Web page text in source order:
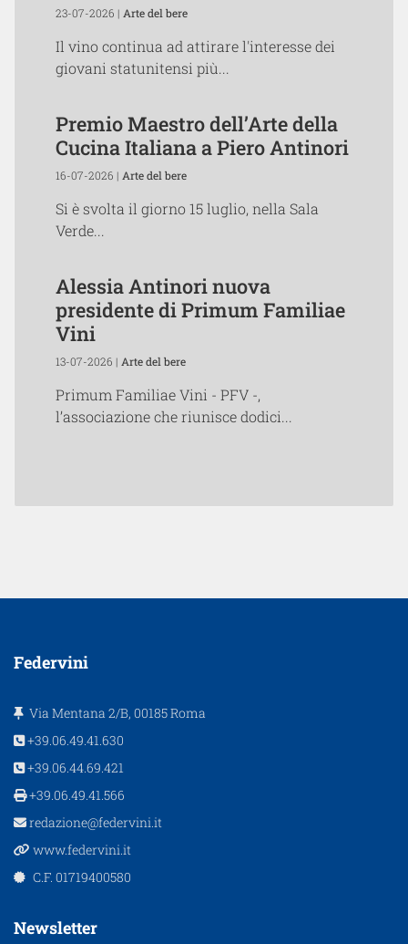
23-07-2026 | Arte del bere
Il vino continua ad attirare l'interesse dei
giovani statunitensi più...
Premio Maestro dell’Arte della
Cucina Italiana a Piero Antinori
16-07-2026 | Arte del bere
Si è svolta il giorno 15 luglio, nella Sala
Verde...
Alessia Antinori nuova
presidente di Primum Familiae
Vini
13-07-2026 | Arte del bere
Primum Familiae Vini - PFV -,
l’associazione che riunisce dodici...
Federvini
Via Mentana 2/B, 00185 Roma
+39.06.49.41.630
+39.06.44.69.421
+39.06.49.41.566
redazione@federvini.it
www.federvini.it
C.F. 01719400580
Newsletter